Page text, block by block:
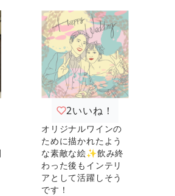
2いいね！
オリジナルワインの
ために描かれたよう
な素敵な絵✨飲み終
わった後もインテリ
アとして活躍しそう
です！